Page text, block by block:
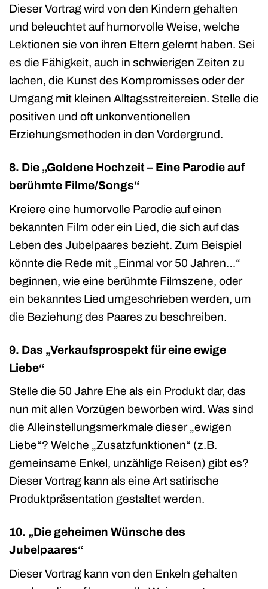
Dieser Vortrag wird von den Kindern gehalten
und beleuchtet auf humorvolle Weise, welche
Lektionen sie von ihren Eltern gelernt haben. Sei
es die Fähigkeit, auch in schwierigen Zeiten zu
lachen, die Kunst des Kompromisses oder der
Umgang mit kleinen Alltagsstreitereien. Stelle die
positiven und oft unkonventionellen
Erziehungsmethoden in den Vordergrund.
8. Die „Goldene Hochzeit – Eine Parodie auf
berühmte Filme/Songs“
Kreiere eine humorvolle Parodie auf einen
bekannten Film oder ein Lied, die sich auf das
Leben des Jubelpaares bezieht. Zum Beispiel
könnte die Rede mit „Einmal vor 50 Jahren…“
beginnen, wie eine berühmte Filmszene, oder
ein bekanntes Lied umgeschrieben werden, um
die Beziehung des Paares zu beschreiben.
9. Das „Verkaufsprospekt für eine ewige
Liebe“
Stelle die 50 Jahre Ehe als ein Produkt dar, das
nun mit allen Vorzügen beworben wird. Was sind
die Alleinstellungsmerkmale dieser „ewigen
Liebe“? Welche „Zusatzfunktionen“ (z.B.
gemeinsame Enkel, unzählige Reisen) gibt es?
Dieser Vortrag kann als eine Art satirische
Produktpräsentation gestaltet werden.
10. „Die geheimen Wünsche des
Jubelpaares“
Dieser Vortrag kann von den Enkeln gehalten